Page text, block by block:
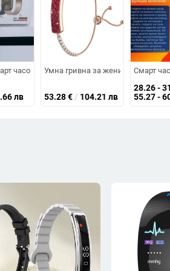
налягане, кислород в кръвта,
кислород в кръвта, динамично кръвно
мониторинг на сърдечен ритъм и
часовник: Bluetooth обаждания,
лв
Умна гривна за жени с
53.28€ / 104.21 лв
Смарт
28.26 -
55.27 -